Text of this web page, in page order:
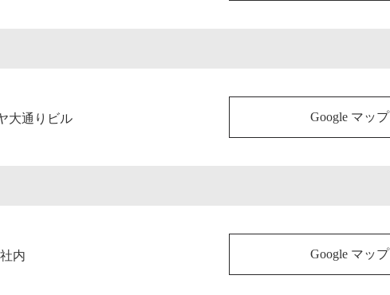
大通りビル
Google マップ
内
Google マップ